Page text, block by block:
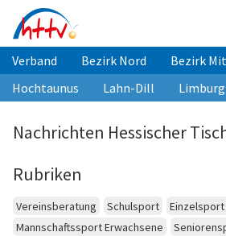
Inhalt
springen
Verband Bezirk Nord Bezirk
Hochtaunus
Lahn-Dill
Nachrichten Hessischer
Rubriken
Vereinsberatung Schulsport
Mannschaftssport Erwachsene